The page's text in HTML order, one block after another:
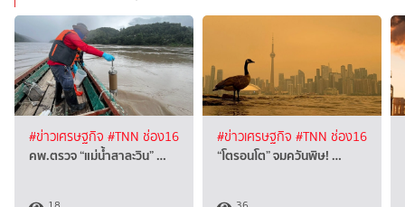
#ข่าวเศรษฐกิจ #TNN ช่อง16
คพ.ตรวจ “แม่น้ำสาละวิน” …
#ข่าวเศรษฐกิจ #TNN ช่อง16
“โตรอนโต” จมควันพิษ! …